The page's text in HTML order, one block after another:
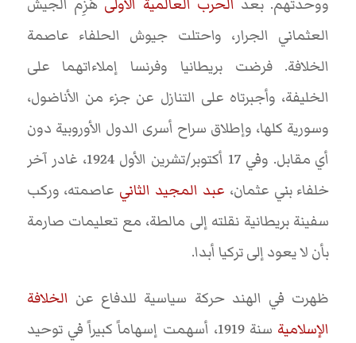
العثماني الجرار، واحتلت جيوش الحلفاء عاصمة
الخلافة. فرضت بريطانيا وفرنسا إملاءاتهما على
الخليفة، وأجبرتاه على التنازل عن جزء من الأناضول،
وسورية كلها، وإطلاق سراح أسرى الدول الأوروبية دون
أي مقابل. وفي 17 أكتوبر/تشرين الأول 1924، غادر آخر
خلفاء بني عثمان، عبد المجيد الثاني عاصمته، وركب
سفينة بريطانية نقلته إلى مالطة، مع تعليمات صارمة
بأن لا يعود إلى تركيا أبدا.
ظهرت في الهند حركة سياسية للدفاع عن الخلافة
الإسلامية
سنة 1919، أسهمت إسهاماً كبيراً في توحيد